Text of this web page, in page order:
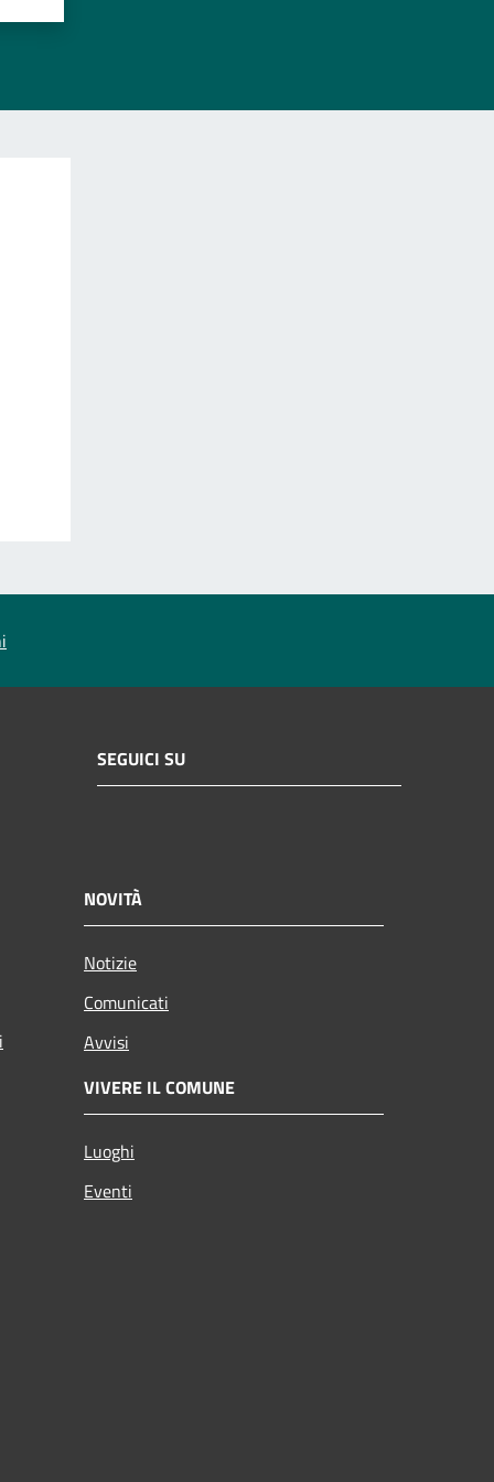
SEGUICI SU
NOVITÀ
Notizie
Comunicati
Avvisi
VIVERE IL COMUNE
Luoghi
Eventi